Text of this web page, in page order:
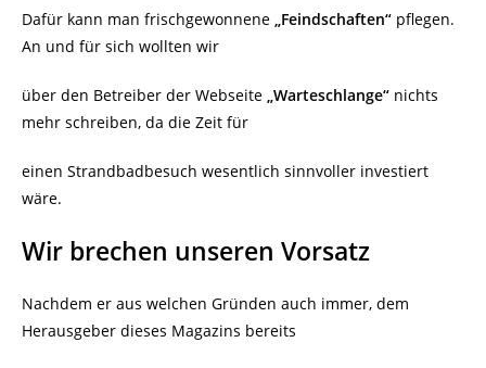
Dafür kann man frischgewonnene „Feindschaften“ pflegen.
An und für sich wollten wir
über den Betreiber der Webseite „Warteschlange“ nichts
mehr schreiben, da die Zeit für
einen Strandbadbesuch wesentlich sinnvoller investiert
wäre.
Wir brechen unseren Vorsatz
Nachdem er aus welchen Gründen auch immer, dem
Herausgeber dieses Magazins bereits